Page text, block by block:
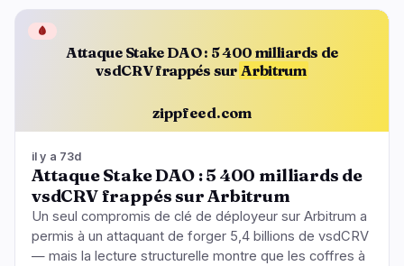
Attaque Stake DAO : 5 400 milliards de
vsdCRV frappés sur Arbitrum
zippfeed.com
🩸
il y a 73d
Attaque Stake DAO : 5 400 milliards de
vsdCRV frappés sur Arbitrum
Un seul compromis de clé de déployeur sur Arbitrum a
permis à un attaquant de forger 5,4 billions de vsdCRV
— mais la lecture structurelle montre que les coffres à